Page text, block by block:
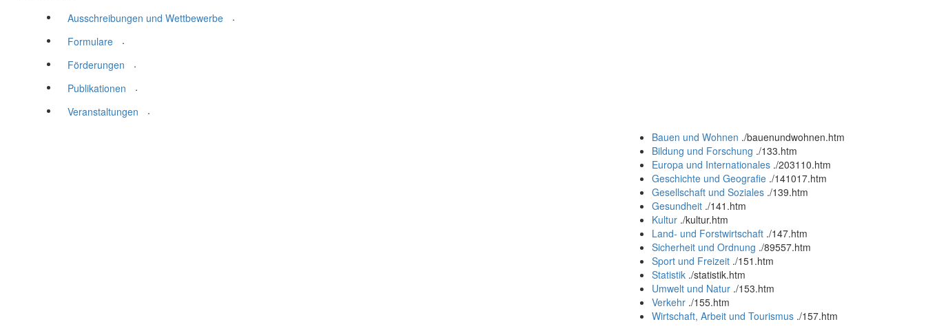
Ausschreibungen und Wettbewerbe
.
Formulare
.
Förderungen
.
Publikationen
.
Veranstaltungen
.
Bauen und Wohnen ./bauenundwohnen.htm
Bildung und Forschung ./133.htm
Europa und Internationales ./203110.htm
Geschichte und Geografie ./141017.htm
Gesellschaft und Soziales ./139.htm
Gesundheit ./141.htm
Kultur ./kultur.htm
Land- und Forstwirtschaft ./147.htm
Sicherheit und Ordnung ./89557.htm
Sport und Freizeit ./151.htm
Statistik ./statistik.htm
Umwelt und Natur ./153.htm
Verkehr ./155.htm
Wirtschaft, Arbeit und Tourismus ./157.htm